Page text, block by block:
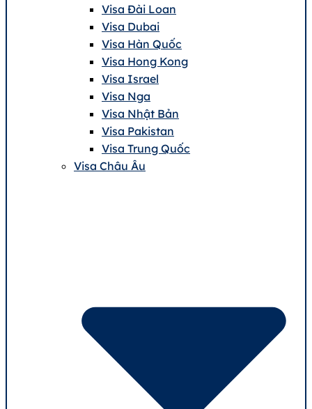
Visa Đài Loan
Visa Dubai
Visa Hàn Quốc
Visa Hong Kong
Visa Israel
Visa Nga
Visa Nhật Bản
Visa Pakistan
Visa Trung Quốc
Visa Châu Âu